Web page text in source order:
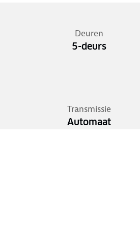
Deuren
5-deurs
Transmissie
Automaat